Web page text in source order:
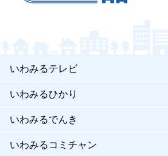
いわみるテレビ
いわみるひかり
いわみるでんき
いわみるコミチャン